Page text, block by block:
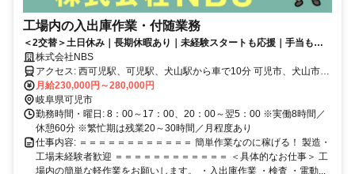
工場内の入出庫作業・付随業務
＜2交替＞土日休み｜長期休暇あり｜未経験スタートも応援｜手当も充
実 株式会社NBS
アクセス: 西可児駅、可児駅、犬山駅から車で10分 可児市、犬山市か
らも通いやすい ※マイカー通勤可能（無料駐車場完備）
月給230,000円～280,000円
岐阜県可児市
勤務時間・曜日: 8：00～17：00、20：00～翌5：00 ※実働8時間／
休憩60分 ※繁忙期は残業20～30時間／月程度あり
仕事内容: ＝＝＝＝＝＝＝＝＝＝＝＝ 簡単作業なのに稼げる！ 製造・
工場未経験者歓迎 ＝＝＝＝＝＝＝＝＝＝＝＝ ＜具体的なお仕事＞ 工
場内の簡単な軽作業をお願いします。 ・入出庫作業 ・検査 ・電動...